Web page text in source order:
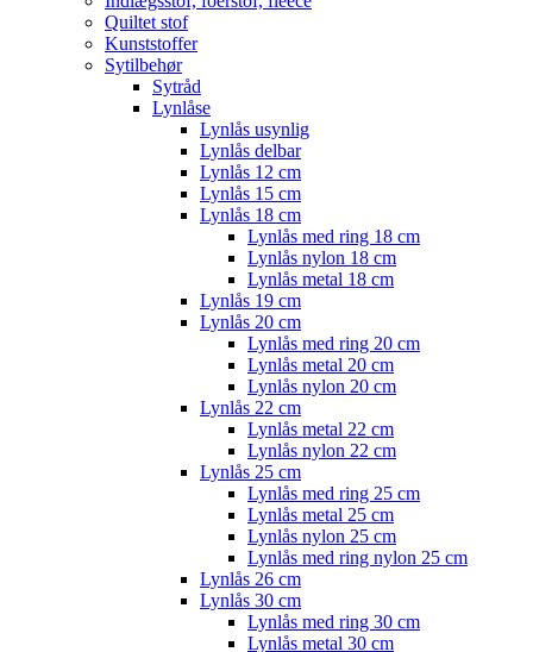
Quiltet stof
Kunststoffer
Sytilbehør
Sytråd
Lynlåse
Lynlås usynlig
Lynlås delbar
Lynlås 12 cm
Lynlås 15 cm
Lynlås 18 cm
Lynlås med ring 18 cm
Lynlås nylon 18 cm
Lynlås metal 18 cm
Lynlås 19 cm
Lynlås 20 cm
Lynlås med ring 20 cm
Lynlås metal 20 cm
Lynlås nylon 20 cm
Lynlås 22 cm
Lynlås metal 22 cm
Lynlås nylon 22 cm
Lynlås 25 cm
Lynlås med ring 25 cm
Lynlås metal 25 cm
Lynlås nylon 25 cm
Lynlås med ring nylon 25 cm
Lynlås 26 cm
Lynlås 30 cm
Lynlås med ring 30 cm
Lynlås metal 30 cm